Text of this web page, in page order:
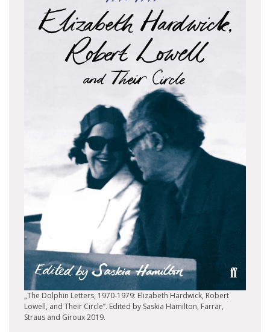
„The Dolphin Letters, 1970-1979: Elizabeth Hardwick, Robert
Lowell, and Their Circle”. Edited by Saskia Hamilton, Farrar,
Straus and Giroux 2019.